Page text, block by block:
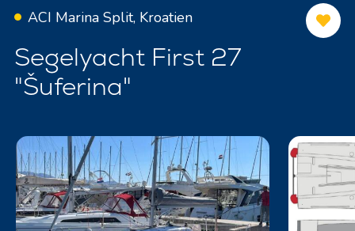
ACI Marina Split, Kroatien
Segelyacht First 27
"Šuferina"